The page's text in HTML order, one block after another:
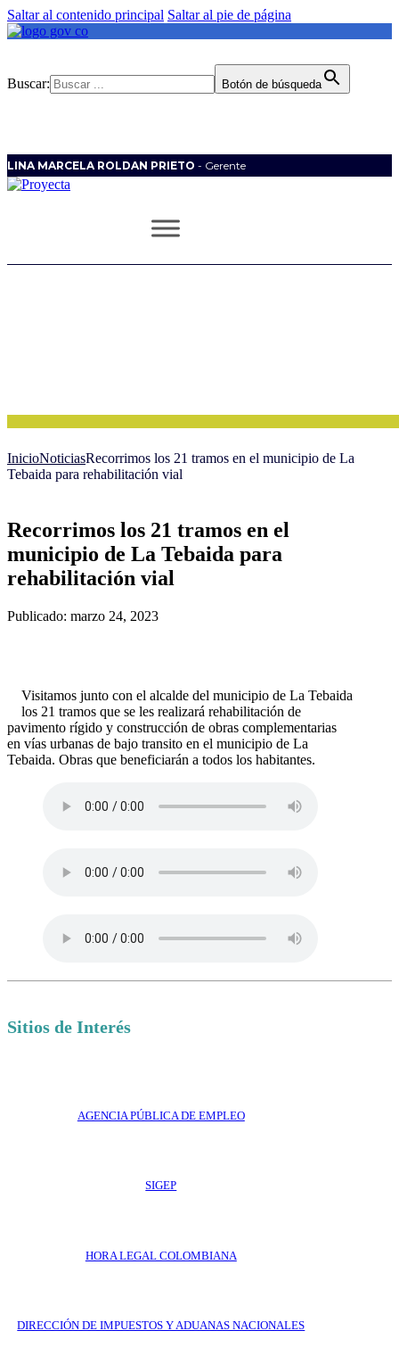
Saltar al contenido principal Saltar al pie de página
Buscar: Botón de búsqueda
LINA MARCELA ROLDAN PRIETO - Gerente
InicioNoticiasRecorrimos los 21 tramos en el municipio de La
Tebaida para rehabilitación vial
Recorrimos los 21 tramos en el
municipio de La Tebaida para
rehabilitación vial
Publicado: marzo 24, 2023
Visitamos junto con el alcalde del municipio de La Tebaida
los 21 tramos que se les realizará rehabilitación de
pavimento rígido y construcción de obras complementarias
en vías urbanas de bajo transito en el municipio de La
Tebaida. Obras que beneficiarán a todos los habitantes.
Sitios de Interés
AGENCIA PÚBLICA DE EMPLEO
SIGEP
HORA LEGAL COLOMBIANA
DIRECCIÓN DE IMPUESTOS Y ADUANAS NACIONALES